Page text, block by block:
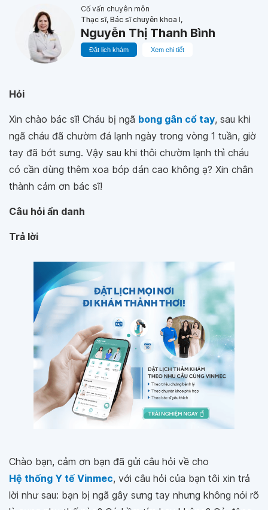
Cố vấn chuyên môn
Thạc sĩ, Bác sĩ chuyên khoa I,
Nguyễn Thị Thanh Bình
Đặt lịch khám Xem chi tiết
Hỏi
Xin chào bác sĩ! Cháu bị ngã bong gân cổ tay, sau khi
ngã cháu đã chườm đá lạnh ngày trong vòng 1 tuần, giờ
tay đã bớt sưng. Vậy sau khi thôi chườm lạnh thì cháu
có cần dùng thêm xoa bóp dán cao không ạ? Xin chân
thành cảm ơn bác sĩ!
Câu hỏi ẩn danh
Trả lời
Chào bạn, cảm ơn bạn đã gửi câu hỏi về cho
Hệ thống Y tế Vinmec, với câu hỏi của bạn tôi xin trả
lời như sau: bạn bị ngã gây sưng tay nhưng không nói rõ